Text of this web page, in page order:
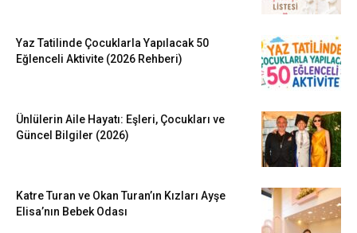
Yaz Tatilinde Çocuklarla Yapılacak 50
Eğlenceli Aktivite (2026 Rehberi)
Ünlülerin Aile Hayatı: Eşleri, Çocukları ve
Güncel Bilgiler (2026)
Katre Turan ve Okan Turan’ın Kızları Ayşe
Elisa’nın Bebek Odası